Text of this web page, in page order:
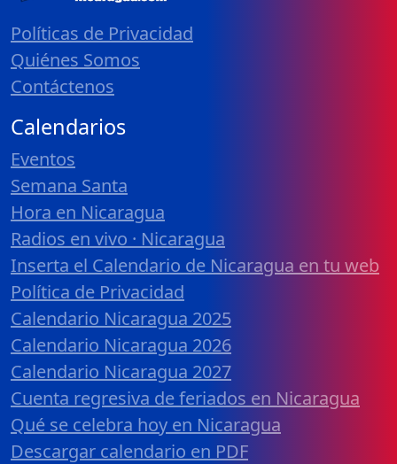
Políticas de Privacidad
Quiénes Somos
Contáctenos
Calendarios
Eventos
Semana Santa
Hora en Nicaragua
Radios en vivo · Nicaragua
Inserta el Calendario de Nicaragua en tu web
Política de Privacidad
Calendario Nicaragua 2025
Calendario Nicaragua 2026
Calendario Nicaragua 2027
Cuenta regresiva de feriados en Nicaragua
Qué se celebra hoy en Nicaragua
Descargar calendario en PDF